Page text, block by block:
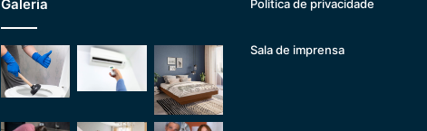
Galeria Politica de privacidade
Sala de imprensa